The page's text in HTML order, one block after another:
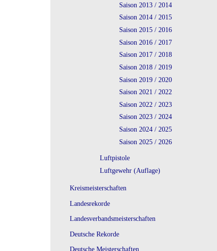
Saison 2013 / 2014
Saison 2014 / 2015
Saison 2015 / 2016
Saison 2016 / 2017
Saison 2017 / 2018
Saison 2018 / 2019
Saison 2019 / 2020
Saison 2021 / 2022
Saison 2022 / 2023
Saison 2023 / 2024
Saison 2024 / 2025
Saison 2025 / 2026
Luftpistole
Luftgewehr (Auflage)
Kreismeisterschaften
Landesrekorde
Landesverbandsmeisterschaften
Deutsche Rekorde
Deutsche Meisterschaften